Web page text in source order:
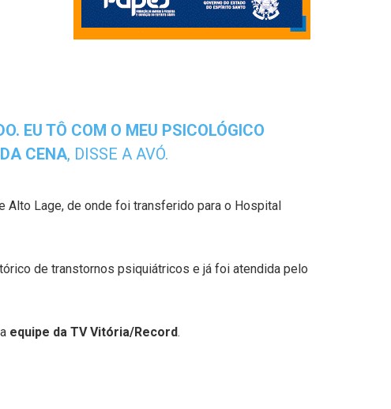
EU TÔ COM O MEU PSICOLÓGICO
CENA, DISSE A AVÓ.
Alto Lage, de onde foi transferido para o Hospital
de transtornos psiquiátricos e já foi atendida pelo
equipe da TV Vitória/Record.